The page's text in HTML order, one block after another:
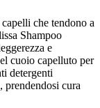
che tendono a
Shampoo
e
cuoio capelluto per
detergenti
prendendosi cura